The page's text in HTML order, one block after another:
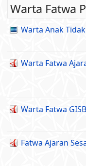
Warta Fatwa
Warta Anak
Warta Fatwa
Warta Fatwa GISB
Fatwa Ajaran